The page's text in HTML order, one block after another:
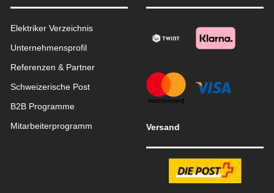
Elektriker Verzeichnis
Unternehmensprofil
Referenzen & Partner
Schweizerische Post
B2B Programme
Mitarbeiterprogramm
Versand